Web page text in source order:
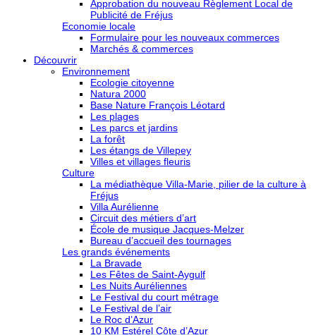
Approbation du nouveau Règlement Local de
Publicité de Fréjus
Economie locale
Formulaire pour les nouveaux commerces
Marchés & commerces
Découvrir
Environnement
Ecologie citoyenne
Natura 2000
Base Nature François Léotard
Les plages
Les parcs et jardins
La forêt
Les étangs de Villepey
Villes et villages fleuris
Culture
La médiathèque Villa-Marie, pilier de la culture à
Fréjus
Villa Aurélienne
Circuit des métiers d’art
École de musique Jacques-Melzer
Bureau d’accueil des tournages
Les grands événements
La Bravade
Les Fêtes de Saint-Aygulf
Les Nuits Auréliennes
Le Festival du court métrage
Le Festival de l’air
Le Roc d’Azur
10 KM Estérel Côte d’Azur